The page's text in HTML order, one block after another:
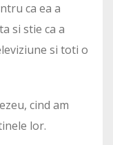
ca ea a
si stie ca a
si toti o
cind am
lor.